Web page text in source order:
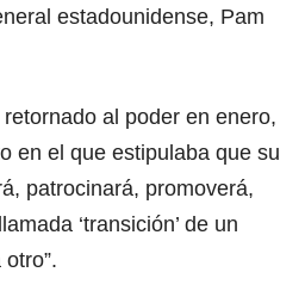
estadounidense, Pam
al poder en enero,
en el que estipulaba que su
patrocinará, promoverá,
‘transición’ de un